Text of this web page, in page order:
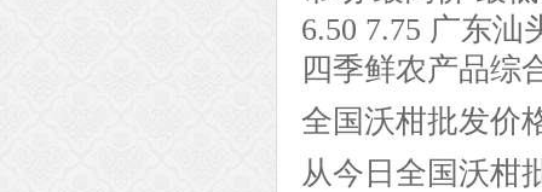
6.50 7.75 广东汕
四季鲜农产品综
全国沃柑批发价
从今日全国沃柑